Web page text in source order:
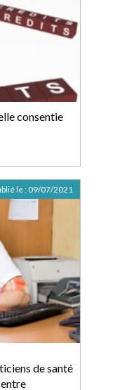
consentie
de santé
le : 09/07/2021